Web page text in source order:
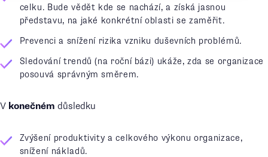
celku. Bude vědět kde se nachází, a získá jasnou
představu, na jaké konkrétní oblasti se zaměřit.
Prevenci a snížení rizika vzniku duševních problémů.
Sledování trendů (na roční bázi) ukáže, zda se organizace
posouvá správným směrem.
V konečném důsledku
Zvýšení produktivity a celkového výkonu organizace,
snížení nákladů.